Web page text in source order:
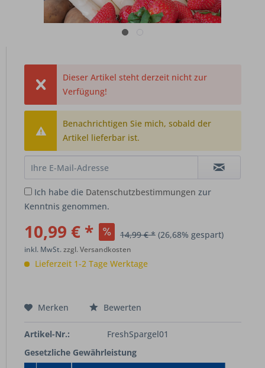
Dieser Artikel steht derzeit nicht zur
Verfügung!
Benachrichtigen Sie mich, sobald der
Artikel lieferbar ist.
Ich habe die Datenschutzbestimmungen zur
Kenntnis genommen.
10,99 € * 14,99 € * (26,68% gespart)
inkl. MwSt.zzgl. Versandkosten
Lieferzeit 1-2 Tage Werktage
Merken Bewerten
Artikel-Nr.:
FreshSpargel01
Gesetzliche Gewährleistung